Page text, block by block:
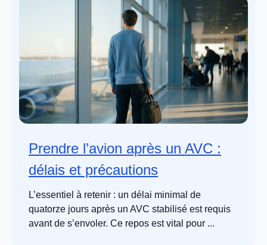
Prendre l’avion après un AVC :
délais et précautions
L’essentiel à retenir : un délai minimal de
quatorze jours après un AVC stabilisé est requis
avant de s’envoler. Ce repos est vital pour ...